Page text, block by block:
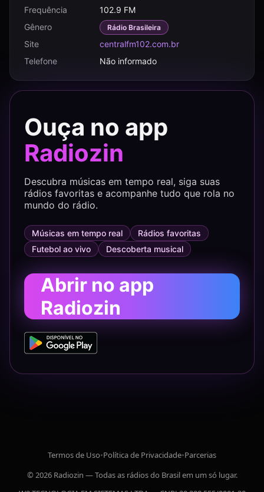
Frequência
102.9 FM
Gênero
Rádio Brasileira
Site
centralfm102.com.br
Telefone
Não informado
Ouça no app
Radiozin
Descubra músicas em tempo real, siga suas
rádios favoritas e acompanhe tudo que rola no
mundo do rádio.
Músicas em tempo real
Rádios favoritas
Futebol ao vivo
Descoberta musical
Abrir no app
Radiozin
Termos de Uso•Política de Privacidade•Parcerias
© 2026 Radiozin — Todas as rádios do Brasil em um só lugar.